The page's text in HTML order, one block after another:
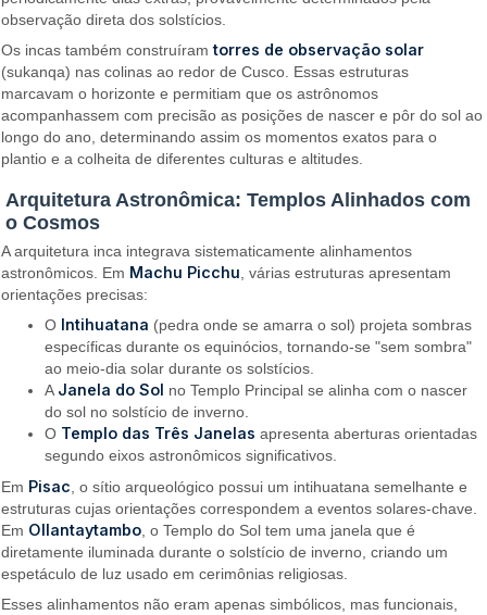
observação direta dos solstícios.
Os incas também construíramtorres de observação solar
(sukanqa) nas colinas ao redor de Cusco. Essas estruturas
marcavam o horizonte e permitiam que os astrônomos
acompanhassem com precisão as posições de nascer e pôr do sol ao
longo do ano, determinando assim os momentos exatos para o
plantio e a colheita de diferentes culturas e altitudes.
Arquitetura Astronômica: Templos Alinhados com
o Cosmos
A arquitetura inca integrava sistematicamente alinhamentos
astronômicos. Em Machu Picchu , várias estruturas apresentam
orientações precisas:
O Intihuatana (pedra onde se amarra o sol) projeta sombras
específicas durante os equinócios, tornando-se "sem sombra"
ao meio-dia solar durante os solstícios.
A Janela do Sol no Templo Principal se alinha com o nascer
do sol no solstício de inverno.
O Templo das Três Janelas apresenta aberturas orientadas
segundo eixos astronômicos significativos.
Em Pisac , o sítio arqueológico possui um intihuatana semelhante e
estruturas cujas orientações correspondem a eventos solares-chave.
Em Ollantaytambo , o Templo do Sol tem uma janela que é
diretamente iluminada durante o solstício de inverno, criando um
espetáculo de luz usado em cerimônias religiosas.
Esses alinhamentos não eram apenas simbólicos, mas funcionais,